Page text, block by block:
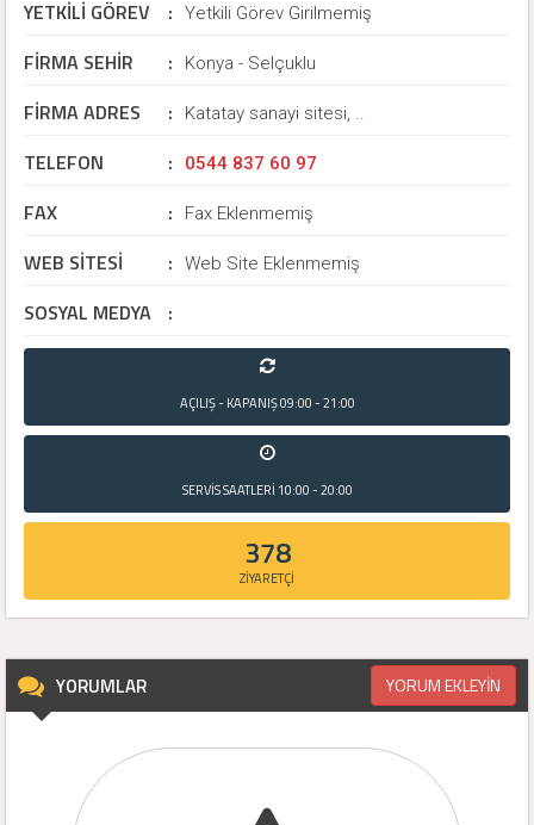
YETKİLİ GÖREV : Yetkili Görev Girilmemiş
FİRMA SEHİR : Konya - Selçuklu
FİRMA ADRES : Katatay sanayi sitesi, ..
TELEFON : 0544 837 60 97
FAX : Fax Eklenmemiş
WEB SİTESİ : Web Site Eklenmemiş
SOSYAL MEDYA :
AÇILIŞ - KAPANIŞ09:00 - 21:00
SERVİS SAATLERİ 10:00 - 20:00
378
ZİYARETÇİ
YORUMLAR YORUM EKLEYİN